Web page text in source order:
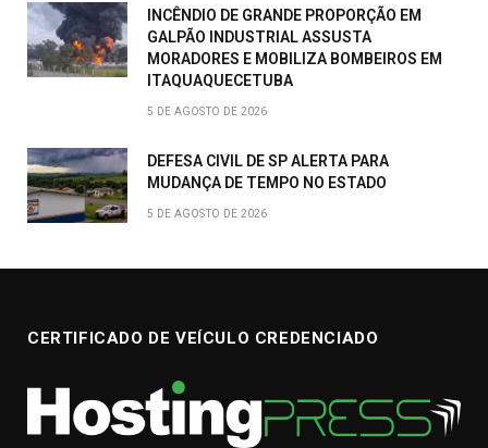
INCÊNDIO DE GRANDE PROPORÇÃO EM
GALPÃO INDUSTRIAL ASSUSTA
MORADORES E MOBILIZA BOMBEIROS EM
ITAQUAQUECETUBA
5 DE AGOSTO DE 2026
DEFESA CIVIL DE SP ALERTA PARA
MUDANÇA DE TEMPO NO ESTADO
5 DE AGOSTO DE 2026
CERTIFICADO DE VEÍCULO CREDENCIADO